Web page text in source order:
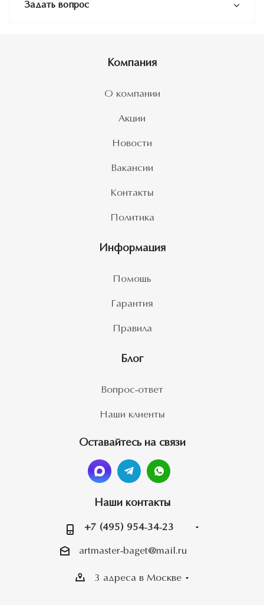
Задать вопрос
Компания
О компании
Акции
Новости
Вакансии
Контакты
Политика
Информация
Помощь
Гарантия
Правила
Блог
Вопрос-ответ
Наши клиенты
Оставайтесь на связи
Наши контакты
+7 (495) 954-34-23
artmaster-baget@mail.ru
3 адреса в Москве